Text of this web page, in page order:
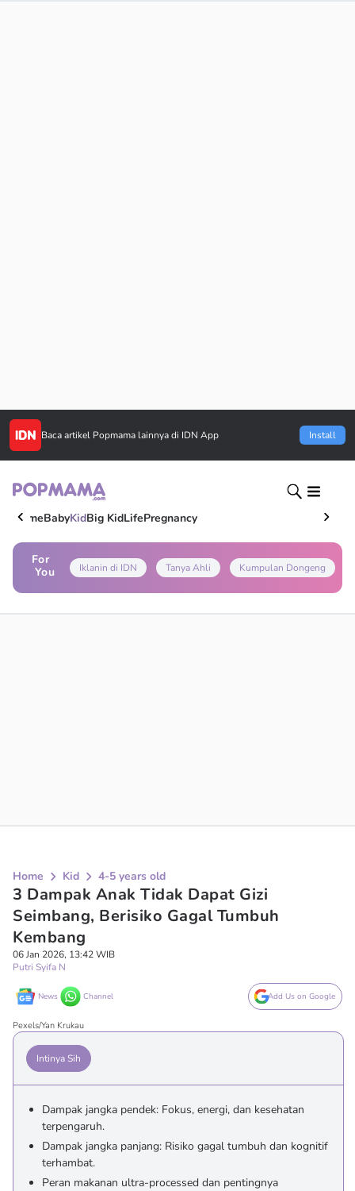
Baca artikel Popmama lainnya di IDN App Install
HomeBabyKidBig KidLifePregnancy
For
You
Iklanin di IDN Tanya Ahli Kumpulan Dongeng
Home Kid 4-5 years old
3 Dampak Anak Tidak Dapat Gizi
Seimbang, Berisiko Gagal Tumbuh
Kembang
06 Jan 2026, 13:42 WIB
Putri Syifa N
News Channel Add Us on Google
Pexels/Yan Krukau
Intinya Sih
Dampak jangka pendek: Fokus, energi, dan kesehatan
terpengaruh.
Dampak jangka panjang: Risiko gagal tumbuh dan kognitif
terhambat.
Peran makanan ultra-processed dan pentingnya